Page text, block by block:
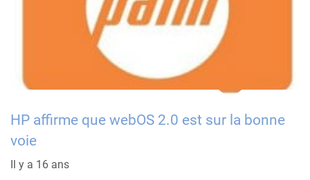
HP affirme que webOS 2.0 est sur la bonne
voie
Il y a 16 ans